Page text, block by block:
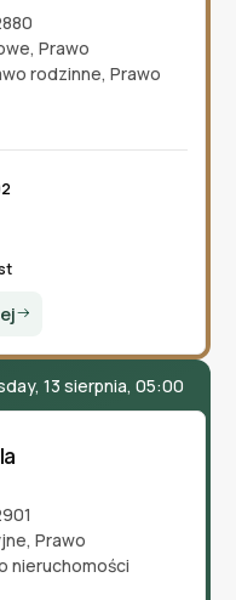
, Prawo
rodzinne, Prawo
13 sierpnia, 05:00
, Prawo
nieruchomości